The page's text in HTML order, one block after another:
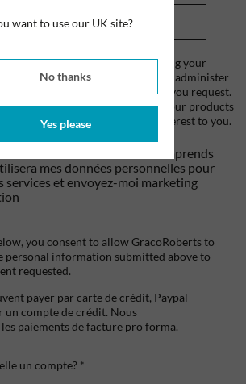
want to use our UK site?
No thanks
Yes please
to protecting and respecting your
use your personal information to administer
the products and services you request.
would like to contact you about our products
other content that may be of interest to you.
vos offres et actualités. Je comprends
mes données personnelles pour
services et envoyez-moi marketing
you consent to allow GracoRoberts to
personal information submitted above to
requested.
payer par carte de crédit, Paypal
un compte de crédit. Nous
paiements de facture pro forma.
un compte? *